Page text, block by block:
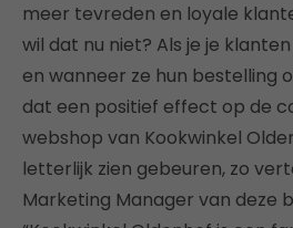
meer tevreden en loyale
wil dat nu niet? Als je je
en wanneer ze hun bestelling
dat een positief effect op de
webshop van Kookwinkel
letterlijk zien gebeuren, zo
Marketing Manager van deze